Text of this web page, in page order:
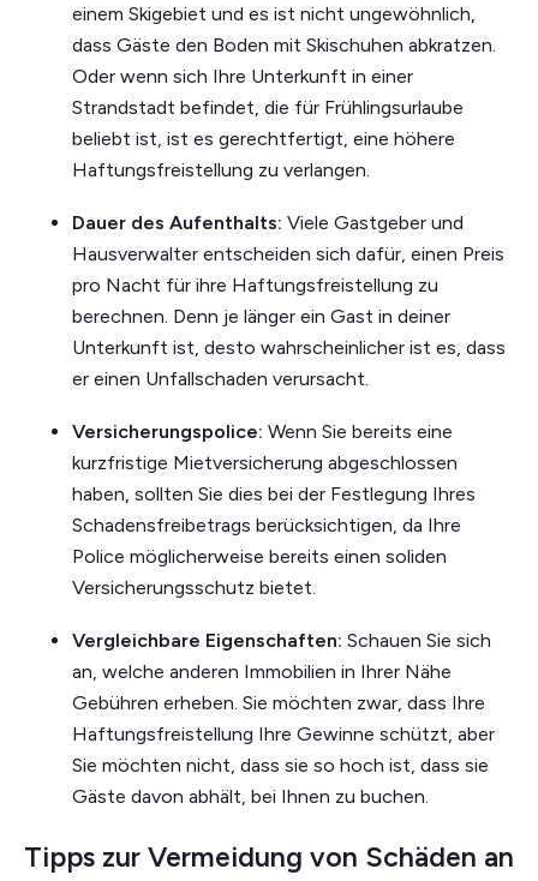
einem Skigebiet und es ist nicht ungewöhnlich,
dass Gäste den Boden mit Skischuhen abkratzen.
Oder wenn sich Ihre Unterkunft in einer
Strandstadt befindet, die für Frühlingsurlaube
beliebt ist, ist es gerechtfertigt, eine höhere
Haftungsfreistellung zu verlangen.
Dauer des Aufenthalts: Viele Gastgeber und
Hausverwalter entscheiden sich dafür, einen Preis
pro Nacht für ihre Haftungsfreistellung zu
berechnen. Denn je länger ein Gast in deiner
Unterkunft ist, desto wahrscheinlicher ist es, dass
er einen Unfallschaden verursacht.
Versicherungspolice: Wenn Sie bereits eine
kurzfristige Mietversicherung abgeschlossen
haben, sollten Sie dies bei der Festlegung Ihres
Schadensfreibetrags berücksichtigen, da Ihre
Police möglicherweise bereits einen soliden
Versicherungsschutz bietet.
Vergleichbare Eigenschaften: Schauen Sie sich
an, welche anderen Immobilien in Ihrer Nähe
Gebühren erheben. Sie möchten zwar, dass Ihre
Haftungsfreistellung Ihre Gewinne schützt, aber
Sie möchten nicht, dass sie so hoch ist, dass sie
Gäste davon abhält, bei Ihnen zu buchen.
Tipps zur Vermeidung von Schäden an